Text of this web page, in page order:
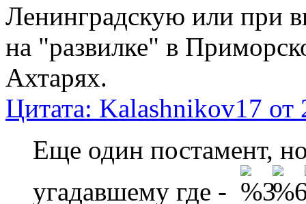
Ленинградскую или при
на "развилке" в
Ахтарях.
Цитата: Kalashnikov17 от
Еще один постамент,
угадавшему где -